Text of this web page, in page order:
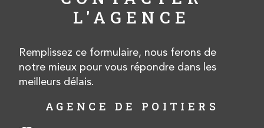
L'AGENCE
Remplissez ce formulaire, nous ferons de
notre mieux pour vous répondre dans les
meilleurs délais.
AGENCE DE POITIERS